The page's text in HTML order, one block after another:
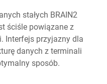
stałych BRAIN2
ściśle powiązane z
Interfejs przyjazny dla
danych z terminali
sposób.